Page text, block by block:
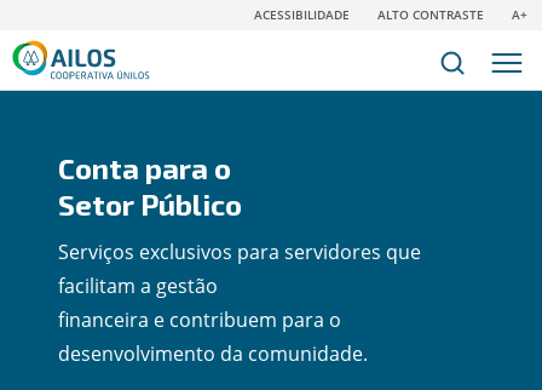
ACESSIBILIDADE ALTO CONTRASTE A+
Conta para o
Setor Público
Serviços exclusivos para servidores que
facilitam a gestão
financeira e contribuem para o
desenvolvimento da comunidade.